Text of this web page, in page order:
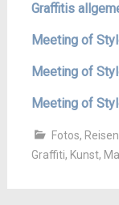
Graffitis
Meeting of
Meeting of
Meeting of
Fotos, Reisen
Graffiti, Kunst,